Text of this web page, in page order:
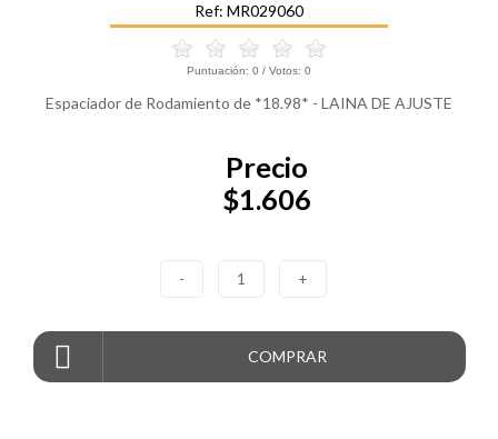
Ref: MR029060
Puntuación: 0 / Votos: 0
Espaciador de Rodamiento de *18.98* - LAINA DE AJUSTE
Precio
$1.606
- 1 +
COMPRAR